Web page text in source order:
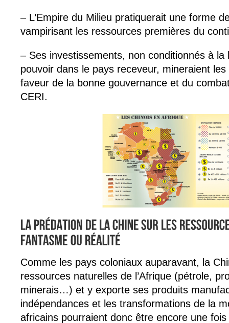
– L’Empire du Milieu pratiquerait une forme
vampirisant les ressources premières du
– Ses investissements, non conditionnés à la
pouvoir dans le pays receveur, mineraient
faveur de la bonne gouvernance et du
CERI.
Comme les pays coloniaux auparavant, la
ressources naturelles de l’Afrique (pétrole,
minerais…) et y exporte ses produits
indépendances et les transformations de la
africains pourraient donc être encore une